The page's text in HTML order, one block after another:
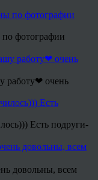
по фотографии
работу❤ очень
Есть подруги-
довольны, всем